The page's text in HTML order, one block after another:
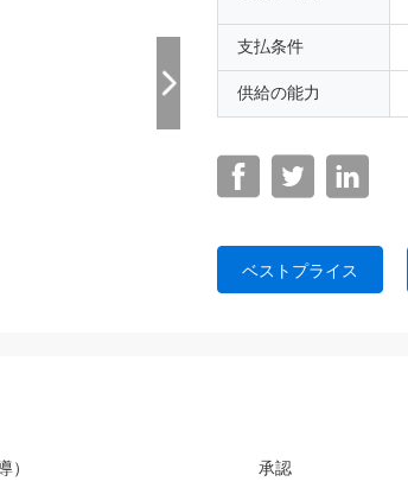
支払条件
供給の能力
ベストプライス
） 承認